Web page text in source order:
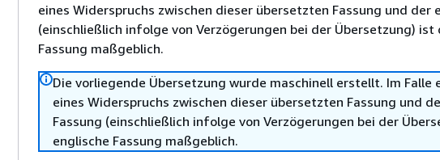
eines Widerspruchs zwischen dieser übersetzten Fassung und der
(einschließlich infolge von Verzögerungen bei der Übersetzung) ist
Fassung maßgeblich.
Die vorliegende Übersetzung wurde maschinell erstellt. Im Falle
eines Widerspruchs zwischen dieser übersetzten Fassung und
Fassung (einschließlich infolge von Verzögerungen bei der
englische Fassung maßgeblich.